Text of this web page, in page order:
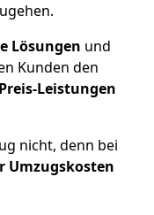
Lösungen und
Kunden den
Leistungen
nicht, denn bei
Umzugskosten